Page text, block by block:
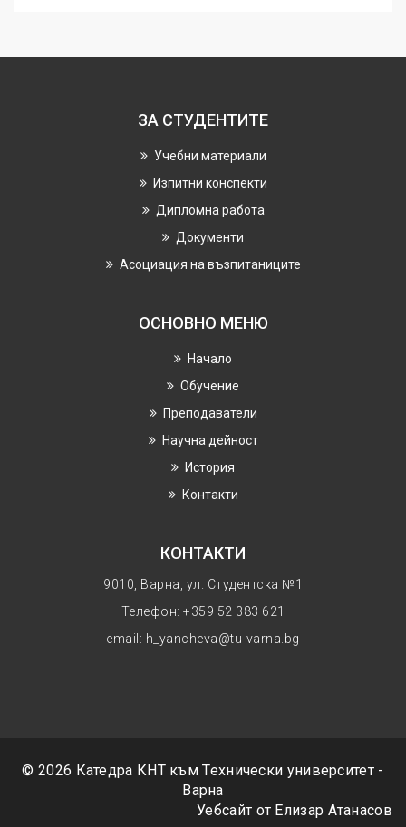
ЗА СТУДЕНТИТЕ
Учебни материали
Изпитни конспекти
Дипломна работа
Документи
Асоциация на възпитаниците
ОСНОВНО МЕНЮ
Начало
Обучение
Преподаватели
Научнa дейност
История
Контакти
КОНТАКТИ
9010, Варна, ул. Студентска №1
Телефон: +359 52 383 621
email: h_yancheva@tu-varna.bg
© 2026 Катедра КНТ къмТехнически университет -
Варна
Уебсайт от Елизар Атанасов